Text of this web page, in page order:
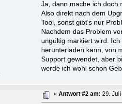
Ja, dann mache ich doch
Also direkt nach dem
Tool, sonst gibt's nur
Nachdem das Problem
ungültig markiert wird.
herunterladen kann, von
Support gewendet, aber
werde ich wohl schon
«Antwort #2 am: 29.